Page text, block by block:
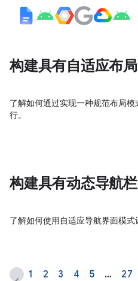
构建具有自适应布
了解如何通过实现一种规范布局
行。
构建具有动态导航
了解如何使用自适应导航界面模式
1 2 3 4 5 … 27